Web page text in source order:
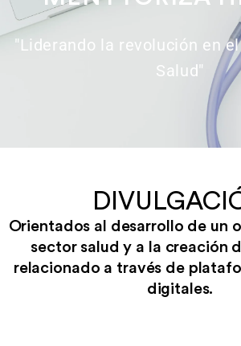
"Liderando la revolución en
Salud"
Orientados al desarrollo de un
sector salud y a la creación
relacionado a través de
digitales.